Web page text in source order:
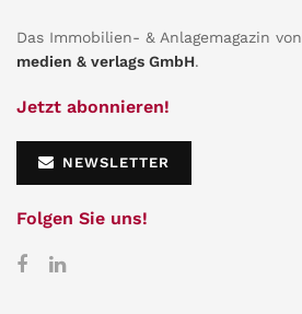
Das Immobilien- & Anlagemagazin von
medien & verlags GmbH.
Jetzt abonnieren!
NEWSLETTER
Folgen Sie uns!